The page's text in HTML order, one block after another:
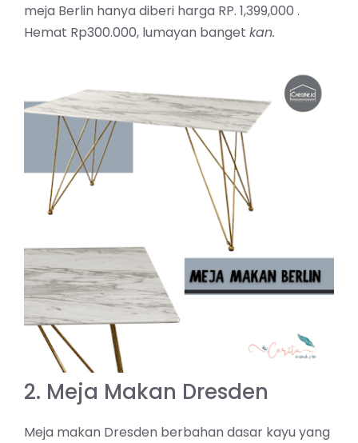
meja Berlin hanya diberi harga RP. 1,399,000 .
Hemat Rp300.000, lumayan banget kan.
2. Meja Makan Dresden
Meja makan Dresden berbahan dasar kayu yang